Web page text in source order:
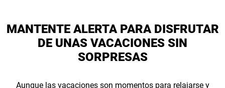
MANTENTE ALERTA PARA DISFRUTAR
DE UNAS VACACIONES SIN
SORPRESAS
Aunque las vacaciones son momentos para relajarse y